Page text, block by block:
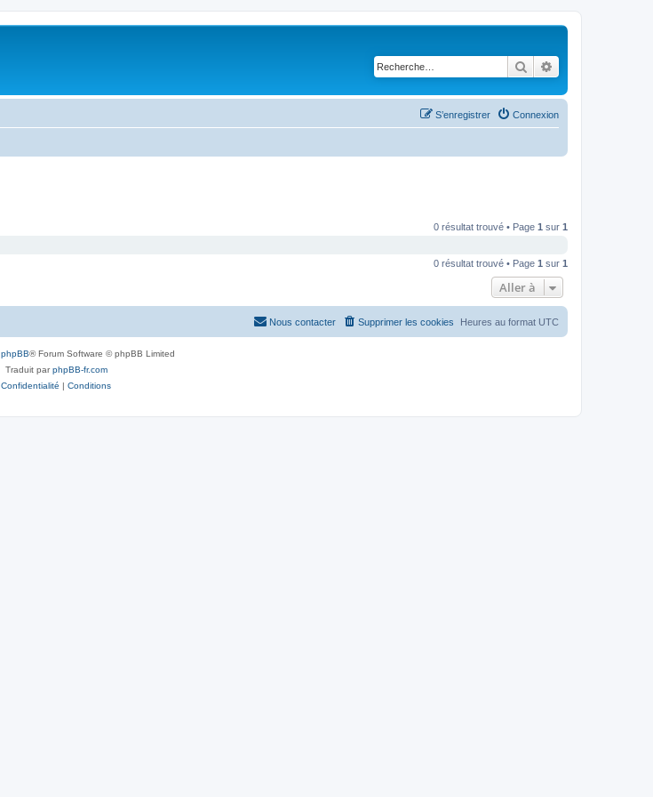
Rechercher
Connexion
S’enregistrer
0 résultat trouvé • Page 1 sur 1
0 résultat trouvé • Page 1 sur 1
Aller à
Heures au format UTC
Supprimer les cookies
Nous contacter
phpBB® Forum Software © phpBB Limited
Traduit parphpBB-fr.com
Confidentialité | Conditions